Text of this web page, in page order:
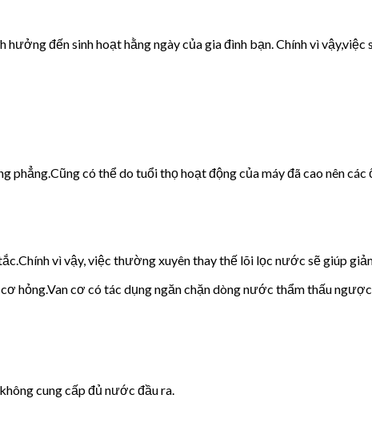
đến sinh hoạt hằng ngày của gia đình bạn. Chính vì
có thể do tuổi thọ hoạt động của máy đã cao nên
vì vậy, việc thường xuyên thay thế lõi lọc nước sẽ giúp
hỏng.Van cơ có tác dụng ngăn chặn dòng nước thẩm thấu
cung cấp đủ nước đầu ra.